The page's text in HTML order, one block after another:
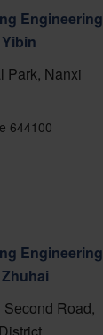
Engineering
Park, Nanxi
644100
Engineering
Second Road,